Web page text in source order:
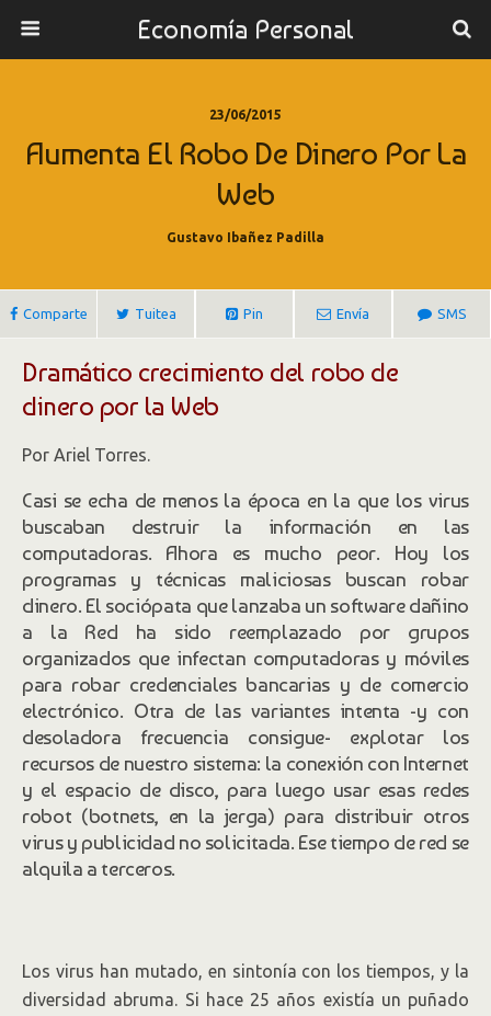
Economía Personal
23/06/2015
Aumenta El Robo De Dinero Por La
Web
Gustavo Ibañez Padilla
Comparte Tuitea Pin Envía SMS
Dramático crecimiento del robo de
dinero por la Web
Por Ariel Torres.
Casi se echa de menos la época en la que los virus
buscaban destruir la información en las
computadoras. Ahora es mucho peor. Hoy los
programas y técnicas maliciosas buscan robar
dinero. El sociópata que lanzaba un software dañino
a la Red ha sido reemplazado por grupos
organizados que infectan computadoras y móviles
para robar credenciales bancarias y de comercio
electrónico. Otra de las variantes intenta -y con
desoladora frecuencia consigue- explotar los
recursos de nuestro sistema: la conexión con Internet
y el espacio de disco, para luego usar esas redes
robot (botnets, en la jerga) para distribuir otros
virus y publicidad no solicitada. Ese tiempo de red se
alquila a terceros.
Los virus han mutado, en sintonía con los tiempos, y la
diversidad abruma. Si hace 25 años existía un puñado